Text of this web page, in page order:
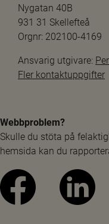
Nygatan 40B
931 31 Skellefteå
Orgnr: 202100-4169
Ansvarig utgivare:
Fler kontaktuppgifter
Webbproblem?
Skulle du stöta på
hemsida kan du